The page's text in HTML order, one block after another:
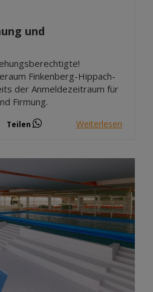
und
Finkenberg-Hippach-
der Anmeldezeitraum für
Firmung.
Teilen Weiterlesen